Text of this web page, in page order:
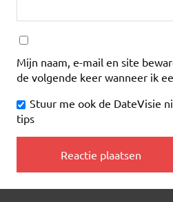
Mijn naam, e-mail en site
de volgende keer wanneer ik
Stuur me ook de DateVisie
tips